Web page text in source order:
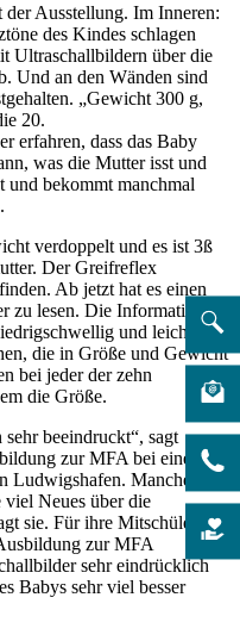
Ausstellung. Im Inneren:
des Kindes schlagen
Ultraschallbildern über die
Und an den Wänden sind
„Gewicht 300 g,
20.
erfahren, dass das Baby
was die Mutter isst und
und bekommt manchmal
verdoppelt und es ist 3ß
Der Greifreflex
Ab jetzt hat es einen
zu lesen. Die Informationen
und leicht
die in Größe und Gewicht
bei jeder der zehn
die Größe.
beeindruckt“, sagt
zur MFA bei einer
Ludwigshafen. Manches
viel Neues über die
sie. Für ihre Mitschülerin
zur MFA
sehr eindrücklich
Babys sehr viel besser